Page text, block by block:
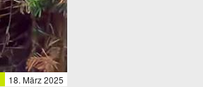
18. März 2025